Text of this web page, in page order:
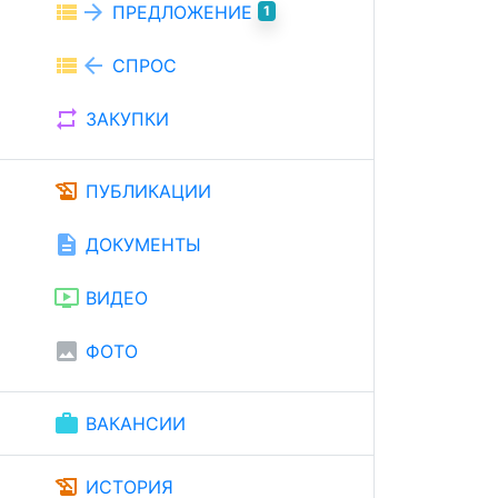
view_list arrow_forward ПРЕДЛОЖЕНИЕ 1
view_list arrow_back СПРОС
repeat ЗАКУПКИ
history_edu ПУБЛИКАЦИИ
description ДОКУМЕНТЫ
ondemand_video ВИДЕО
image ФОТО
work ВАКАНСИИ
history_edu ИСТОРИЯ